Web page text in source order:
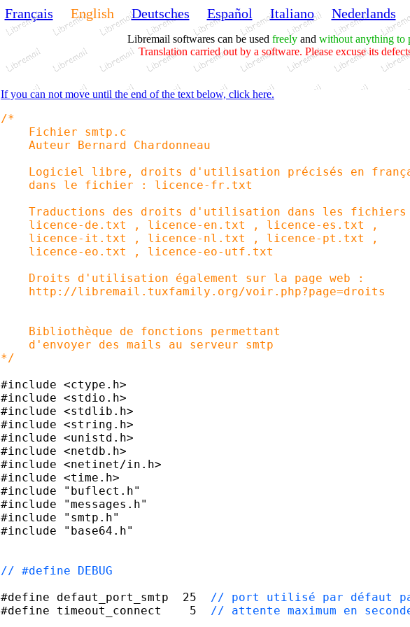
Français English Deutsches Español Italiano Nederlands
Libremail softwares can be used freelyand without anything to
Translation carried out by a software. Please excuse its
If you can not move until the end of the text below, click here.
/*
Fichier smtp.c
Auteur Bernard Chardonneau
Logiciel libre, droits d'utilisation précisés en
dans le fichier : licence-fr.txt
Traductions des droits d'utilisation dans les fichiers
licence-de.txt , licence-en.txt , licence-es.txt ,
licence-it.txt , licence-nl.txt , licence-pt.txt ,
licence-eo.txt , licence-eo-utf.txt
Droits d'utilisation également sur la page web :
http://libremail.tuxfamily.org/voir.php?page=droits
Bibliothèque de fonctions permettant
d'envoyer des mails au serveur smtp
*/
#include <ctype.h>
#include <stdio.h>
#include <stdlib.h>
#include <string.h>
#include <unistd.h>
#include <netdb.h>
#include <netinet/in.h>
#include <time.h>
#include "buflect.h"
#include "messages.h"
#include "smtp.h"
#include "base64.h"
// #define DEBUG
#define defaut_port_smtp 25 // port utilisé par défaut
#define timeout_connect 5 // attente maximum en